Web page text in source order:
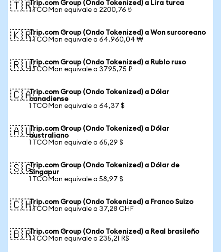
🇹🇷Trip.com Group (Ondo Tokenized) a Lira turca
1 TCOMon equivale a 2200,76 ₺
🇰🇷Trip.com Group (Ondo Tokenized) a Won surcoreano
1 TCOMon equivale a 64.960,04 ₩
🇷🇺Trip.com Group (Ondo Tokenized) a Rublo ruso
1 TCOMon equivale a 3795,75 ₽
🇨🇦Trip.com Group (Ondo Tokenized) a Dólar
canadiense
1 TCOMon equivale a 64,37 $
🇦🇺Trip.com Group (Ondo Tokenized) a Dólar
australiano
1 TCOMon equivale a 65,29 $
🇸🇬Trip.com Group (Ondo Tokenized) a Dólar de
Singapur
1 TCOMon equivale a 58,97 $
🇨🇭Trip.com Group (Ondo Tokenized) a Franco Suizo
1 TCOMon equivale a 37,28 CHF
🇧🇷Trip.com Group (Ondo Tokenized) a Real brasileño
1 TCOMon equivale a 235,21 R$